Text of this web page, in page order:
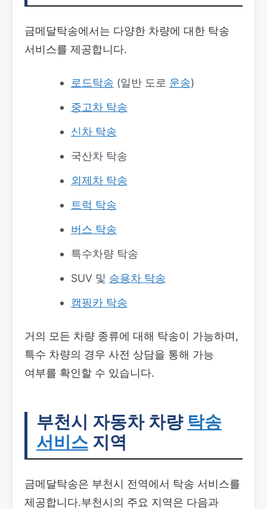
금메달탁송에서는 다양한 차량에 대한 탁송
서비스를 제공합니다.
로드탁송 (일반 도로 운송)
중고차 탁송
신차 탁송
국산차 탁송
외제차 탁송
트럭 탁송
버스 탁송
특수차량 탁송
SUV 및 승용차 탁송
캠핑카 탁송
거의 모든 차량 종류에 대해 탁송이 가능하며,
특수 차량의 경우 사전 상담을 통해 가능
여부를 확인할 수 있습니다.
부천시 자동차 차량 탁송
서비스 지역
금메달탁송은 부천시 전역에서 탁송 서비스를
제공합니다.부천시의 주요 지역은 다음과